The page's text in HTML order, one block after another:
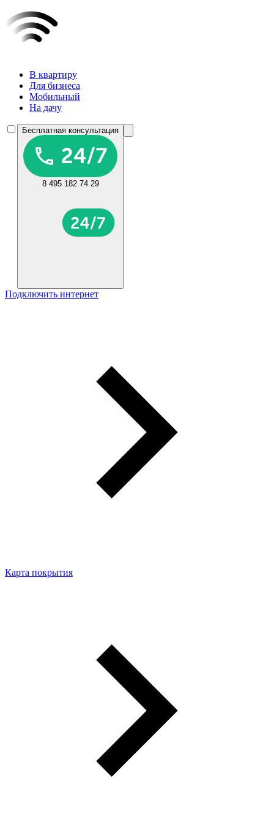
В квартиру
Для бизнеса
Мобильный
На дачу
Бесплатная консультация
8 495 182 74 29
Подключить интернет
Карта покрытия